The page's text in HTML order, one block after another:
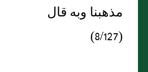
مذهبنا وبه قال
(8/127)